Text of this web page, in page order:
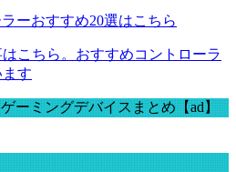
ーおすすめ20選はこちら
こちら。おすすめコントローラ
す
ーミングデバイスまとめ【ad】